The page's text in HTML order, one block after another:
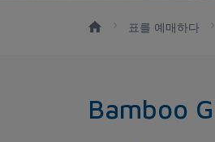
표를 예매하다
Bamboo